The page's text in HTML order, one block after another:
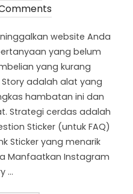
website Anda
yang belum
yang kurang
adalah alat yang
hambatan ini dan
Strategi cerdas adalah
Sticker (untuk FAQ)
Sticker yang menarik
Manfaatkan Instagram
…